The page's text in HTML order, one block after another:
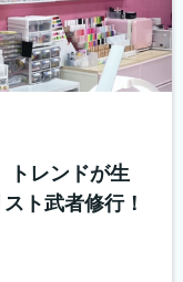
トレンドが生
ト武者修行！